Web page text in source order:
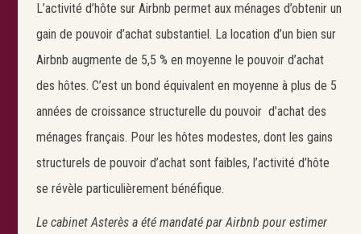
L’activité d’hôte sur Airbnb permet aux ménages d’obtenir un
gain de pouvoir d’achat substantiel. La location d’un bien sur
Airbnb augmente de 5,5 % en moyenne le pouvoir d’achat
des hôtes. C’est un bond équivalent en moyenne à plus de 5
années de croissance structurelle du pouvoir d’achat des
ménages français. Pour les hôtes modestes, dont les gains
structurels de pouvoir d’achat sont faibles, l’activité d’hôte
se révèle particulièrement bénéfique.
Le cabinet Asterès a été mandaté par Airbnb pour estimer